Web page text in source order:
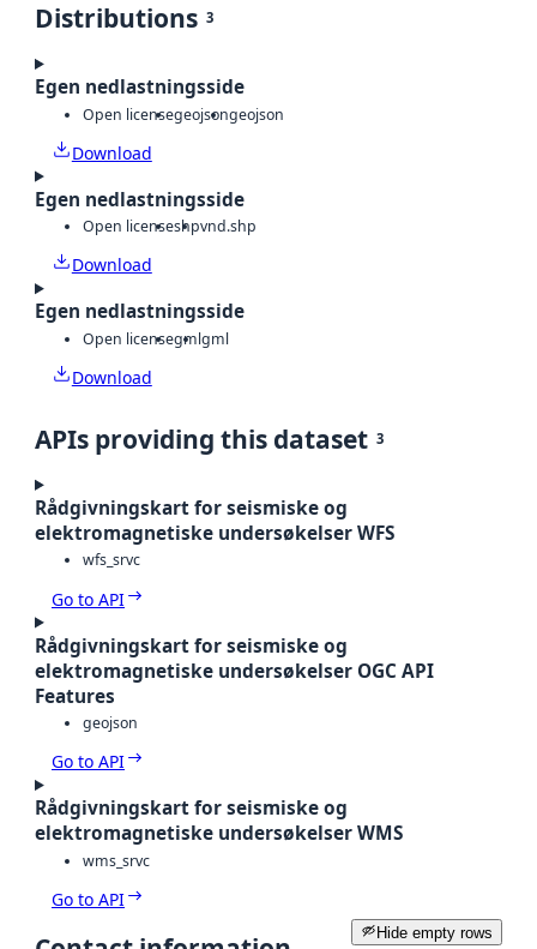
Distributions 3
Egen nedlastningsside
Open licensegeojsongeojson
Download
Egen nedlastningsside
Open licenseshpvnd.shp
Download
Egen nedlastningsside
Open licensegmlgml
Download
APIs providing this dataset 3
Rådgivningskart for seismiske og
elektromagnetiske undersøkelser WFS
wfs_srvc
Go to API
Rådgivningskart for seismiske og
elektromagnetiske undersøkelser OGC API
Features
geojson
Go to API
Rådgivningskart for seismiske og
elektromagnetiske undersøkelser WMS
wms_srvc
Go to API
Hide empty rows